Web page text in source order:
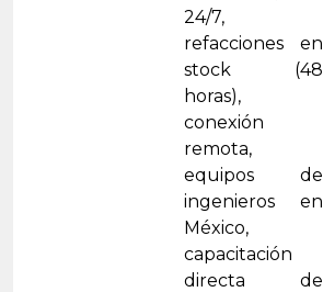
24/7,
refacciones en
stock (48
horas),
conexión
remota,
equipos de
ingenieros en
México,
capacitación
directa de